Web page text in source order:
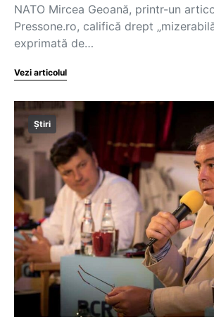
NATO Mircea Geoană, printr-un
Pressone.ro, califică drept
exprimată de…
Vezi articolul
Știri